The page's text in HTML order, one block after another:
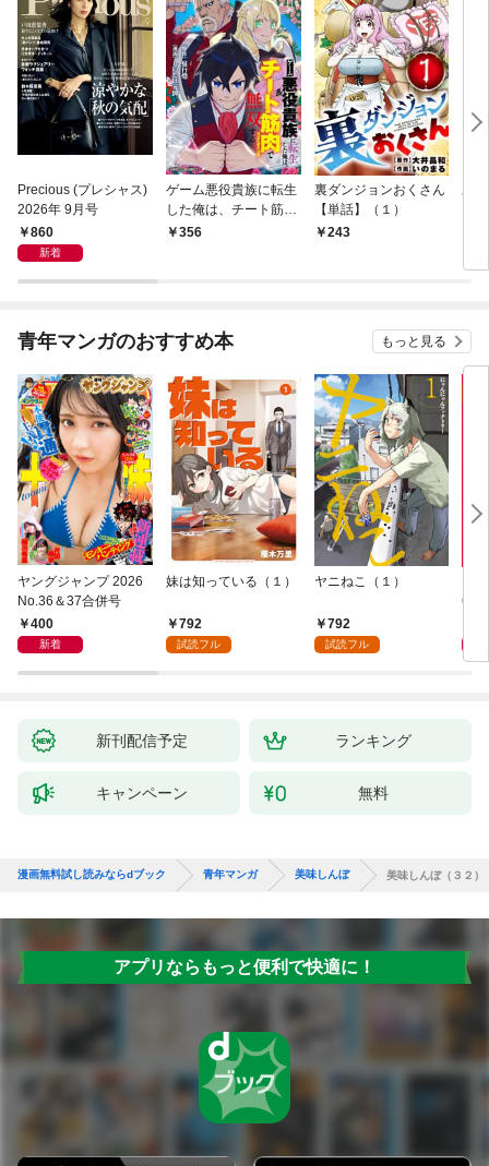
Precious (プレシャス)
2026年 9月号
860
新着
ゲーム悪役貴族に転生
した俺は、チート筋肉
で無双する【単話】
356
裏ダンジョンおくさん
【単話】（１）
243
青年マンガのおすすめ本 もっと見る
ヤングジャンプ 2026
No.36＆37合併号
400
新着
妹は知っている（１）
792
試読フル
ヤニねこ（１）
792
試読フル
6・
新刊配信予定 ランキング
キャンペーン 無料
漫画無料試し読みならdブック 青年マンガ 美味しんぼ 美味しんぼ（３２）
アプリならもっと便利で快適に！